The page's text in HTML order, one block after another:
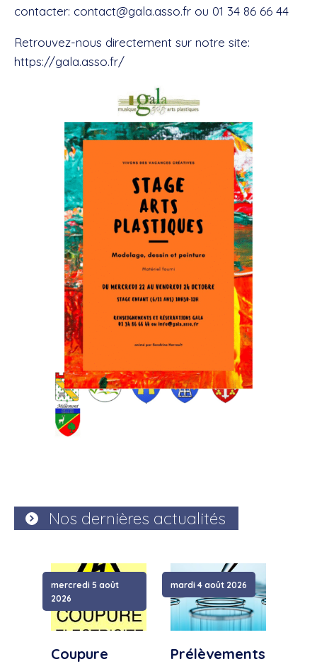
contacter: contact@gala.asso.fr ou 01 34 86 66 44
Retrouvez-nous directement sur notre site:
https://gala.asso.fr/
Nos dernières actualités
mercredi 5 août
2026
Coupure
mardi 4 août 2026
Prélèvements